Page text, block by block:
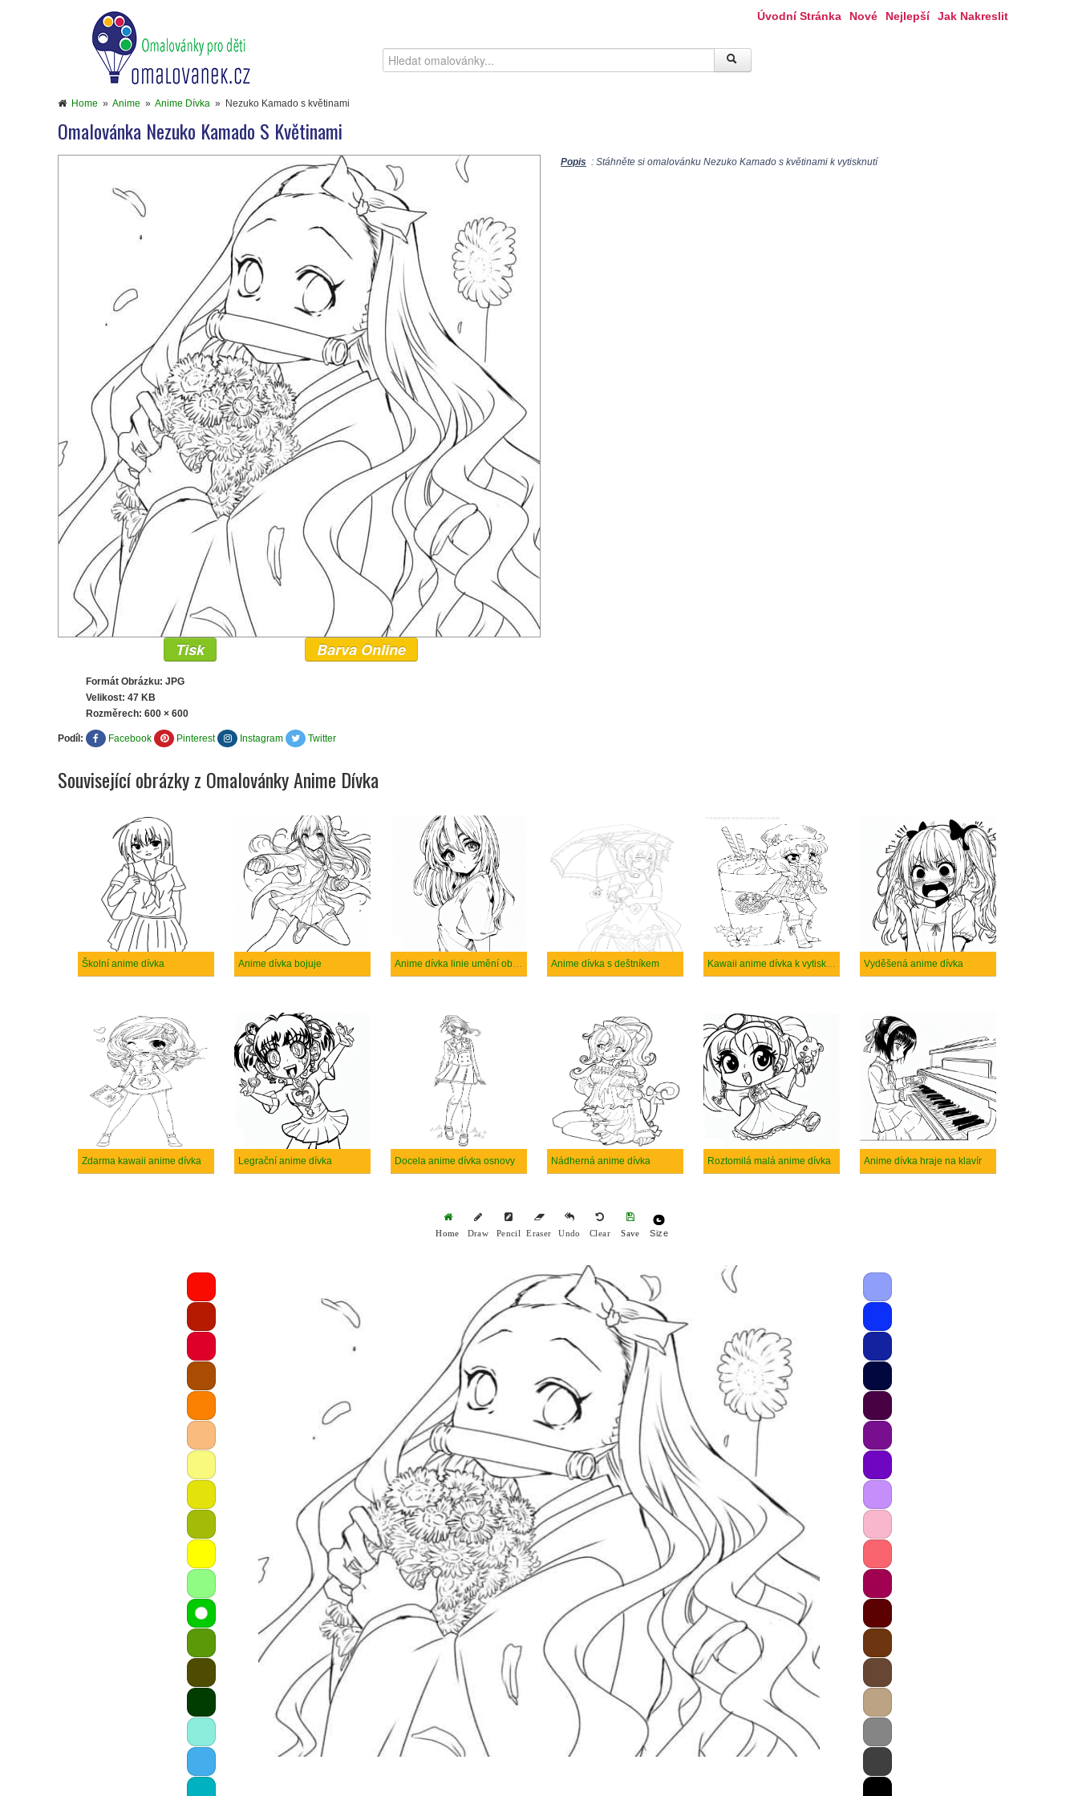
Úvodní Stránka Nové Nejlepší Jak Nakreslit
Home » Anime » Anime Dívka » Nezuko Kamado s květinami
Omalovánka Nezuko Kamado S Květinami
Popis : Stáhněte si omalovánku Nezuko Kamado s květinami k vytisknutí
Tisk Barva Online
Formát Obrázku: JPG
Velikost: 47 KB
Rozměrech: 600 × 600
Podíl: Facebook Pinterest Instagram Twitter
Související obrázky z Omalovánky Anime Dívka
Školní anime dívka Anime dívka bojuje Anime dívka linie umění obrázek Anime dívka s deštníkem Kawaii anime dívka k vytisknutí Vyděšená anime dívka
Zdarma kawaii anime dívka Legrační anime dívka Docela anime dívka osnovy Nádherná anime dívka Roztomilá malá anime dívka Anime dívka hraje na klavír
Home Draw Pencil Eraser Undo Clear Save Size